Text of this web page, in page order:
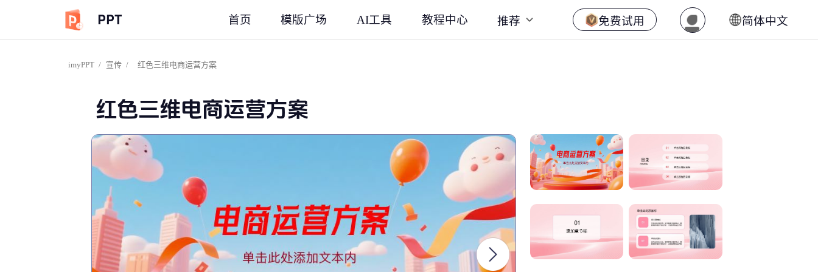
PPT 首页 模版广场 AI工具 教程中心 推荐 免费试用 简体中文
imyPPT / 宣传 / 红色三维电商运营方案
红色三维电商运营方案